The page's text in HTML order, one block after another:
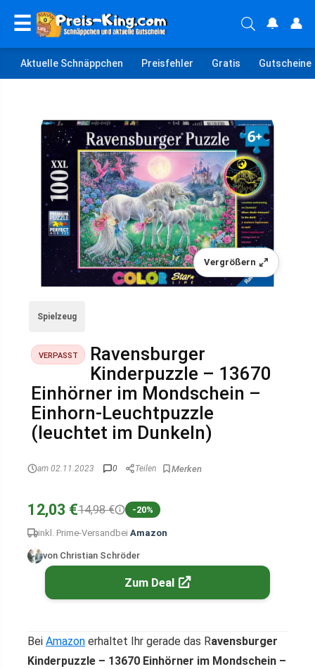
☰ 🔔 👤
Aktuelle Schnäppchen Preisfehler Gratis Gutscheine
Vergrößern
Spielzeug
VERPASST
Ravensburger
Kinderpuzzle – 13670
Einhörner im Mondschein –
Einhorn-Leuchtpuzzle
(leuchtet im Dunkeln)
am 02.11.2023 0 Teilen
12,03 €14,98 € -20%
inkl. Prime-Versand bei Amazon
von Christian Schröder
Zum Deal
Bei Amazon erhaltet Ihr gerade das Ravensburger
Kinderpuzzle – 13670 Einhörner im Mondschein –